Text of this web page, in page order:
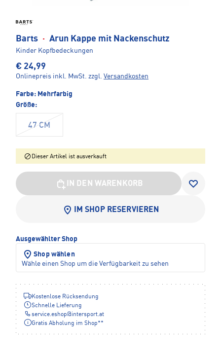
Barts · Arun Kappe mit Nackenschutz
Kinder Kopfbedeckungen
€ 24,99
Onlinepreis inkl. MwSt. zzgl. Versandkosten
Farbe: Mehrfarbig
Größe:
47 CM
Dieser Artikel ist ausverkauft
IN DEN WARENKORB
IM SHOP RESERVIEREN
Ausgewählter Shop
Shop wählen
Wähle einen Shop um die Verfügbarkeit zu sehen
Kostenlose Rücksendung
Schnelle Lieferung
service.eshop@intersport.at
Gratis Abholung im Shop**